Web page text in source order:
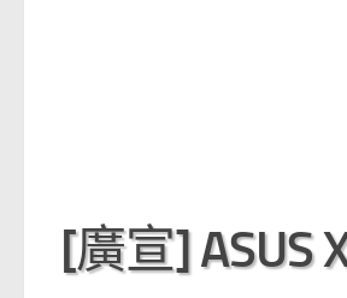
[廣宣] ASUS